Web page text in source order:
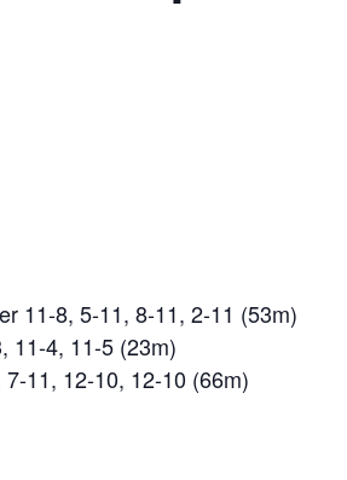
11-8, 5-11, 8-11, 2-11 (53m)
11-4, 11-5 (23m)
11, 12-10, 12-10 (66m)